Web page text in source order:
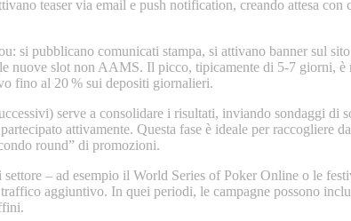
teaser via email e push notification, creando attesa con
si pubblicano comunicati stampa, si attivano banner sul
nuove slot non AAMS. Il picco, tipicamente di 5‑7 giorni, è
fino al 20 % sui depositi giornalieri.
serve a consolidare i risultati, inviando sondaggi di
attivamente. Questa fase è ideale per raccogliere
round” di promozioni.
– ad esempio il World Series of Poker Online o le
aggiuntivo. In quei periodi, le campagne possono